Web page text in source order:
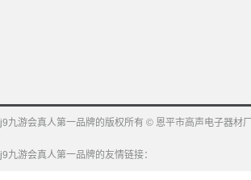
j9九游会真人第一品牌的版权所有 © 恩平市高声电子器材
j9九游会真人第一品牌的友情链接：